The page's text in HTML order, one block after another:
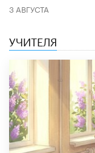
3 АВГУСТА
УЧИТЕЛЯ